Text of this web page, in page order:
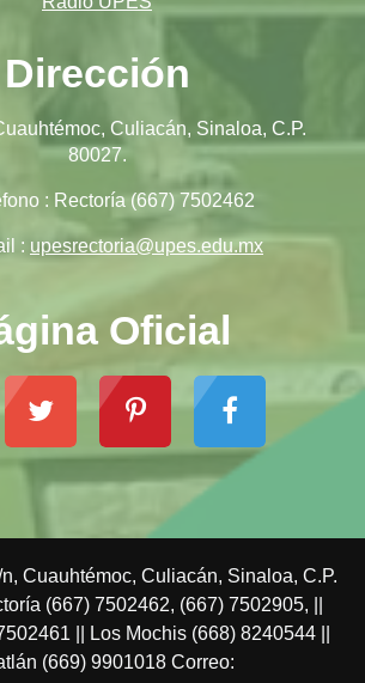
Dirección
Culiacán, Sinaloa, C.P.
80027.
: Rectoría (667) 7502462
: upesrectoria@upes.edu.mx
Oficial
Cuauhtémoc, Culiacán, Sinaloa, C.P.
(667) 7502462, (667) 7502905, ||
|| Los Mochis (668) 8240544 ||
(669) 9901018 Correo: